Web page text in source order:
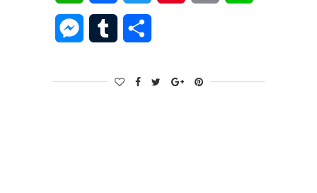
Messenger
Tumblr